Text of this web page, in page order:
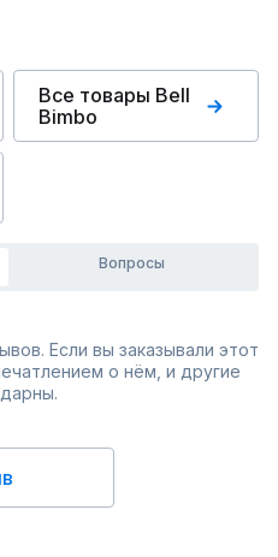
Все товары Bell
Bimbo
Вопросы
Если вы заказывали этот
о нём, и другие